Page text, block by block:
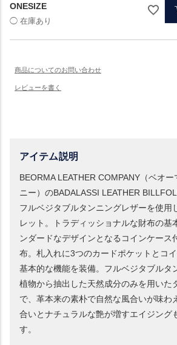
ONESIZE
アイテム説明
BEORMA LEATHER COMPANY（ベオ
ニー）のBADALASSI LEATHER
フルベジタブルタンニングレザーを使用
レット。トラディッショナルな財布の基
ンダードなデザインとなるコインケース
布。札入れに3つのカードポケットとコ
基本的な機能を装備。フルベジタブルタ
植物から抽出した天然成分のみを用いた
で、革本来の素朴で自然な風合いが味わ
合いとナチュラルな艶が増すエイジング
す。